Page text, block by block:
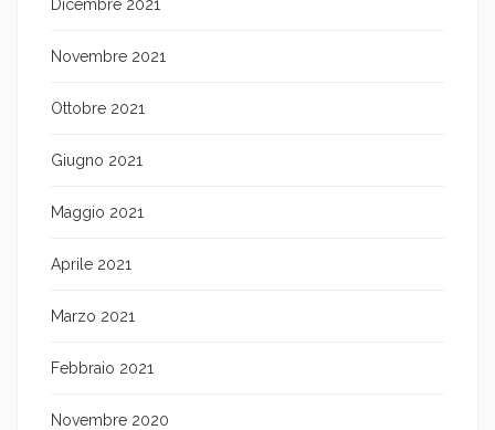
Dicembre 2021
Novembre 2021
Ottobre 2021
Giugno 2021
Maggio 2021
Aprile 2021
Marzo 2021
Febbraio 2021
Novembre 2020